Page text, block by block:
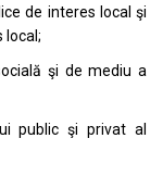
de interes local şi
local;
şi de mediu a
public şi privat al